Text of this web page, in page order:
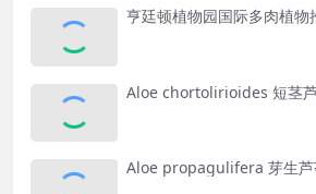
亨廷顿植物园国际多肉植物
Aloe chortolirioides 短茎
Aloe propagulifera 芽生